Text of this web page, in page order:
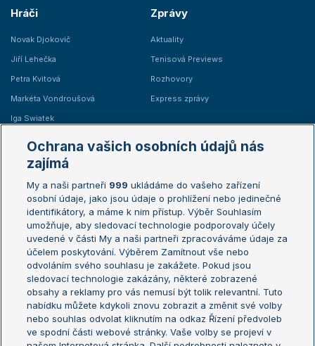
Hráči
Novak Djokovič
Jiří Lehečka
Petra Kvitová
Markéta Vondroušová
Iga Swiatek
Zprávy
Aktuality
Tenisová Previews
Rozhovory
Express zprávy
Žebříčky
Žebříček ATP (muži)
Žebříček WTA (ženy)
Sázkařský žebříček
Australian Open
French Open
Wimbledon
US Open
Turnaj mistrů
Turnaj mistryň
Aktualní trendy
Fotbalové přestupy
Ochrana vašich osobních údajů nás
zajímá
My a naši partneři 999 ukládáme do vašeho zařízení
osobní údaje, jako jsou údaje o prohlížení nebo jedinečné
identifikátory, a máme k nim přístup. Výběr Souhlasím
umožňuje, aby sledovací technologie podporovaly účely
uvedené v části My a naši partneři zpracováváme údaje za
účelem poskytování. Výběrem Zamítnout vše nebo
odvoláním svého souhlasu je zakážete. Pokud jsou
sledovací technologie zakázány, některé zobrazené
obsahy a reklamy pro vás nemusí být tolik relevantní. Tuto
nabídku můžete kdykoli znovu zobrazit a změnit své volby
nebo souhlas odvolat kliknutím na odkaz Řízení předvoleb
ve spodní části webové stránky. Vaše volby se projeví v